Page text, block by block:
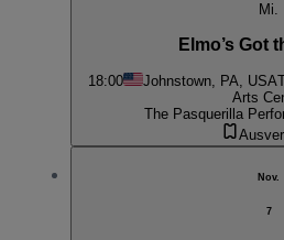
Mi.
Elmo’s Got
18:00 Johnstown, PA, USA
Arts
The Pasquerilla
Nov.
7